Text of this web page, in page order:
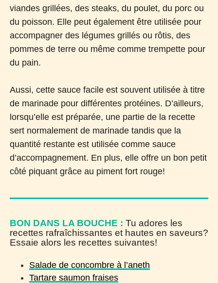
viandes grillées, des steaks, du poulet, du porc ou
du poisson. Elle peut également être utilisée pour
accompagner des légumes grillés ou rôtis, des
pommes de terre ou même comme trempette pour
du pain.
Aussi, cette sauce facile est souvent utilisée à titre
de marinade pour différentes protéines. D’ailleurs,
lorsqu’elle est préparée, une partie de la recette
sert normalement de marinade tandis que la
quantité restante est utilisée comme sauce
d’accompagnement. En plus, elle offre un bon petit
côté piquant grâce au piment fort rouge!
BON DANS LA BOUCHE : Tu adores les
recettes rafraîchissantes et hautes en saveurs?
Essaie alors les recettes suivantes!
Salade de concombre à l’aneth
Tartare saumon fraises